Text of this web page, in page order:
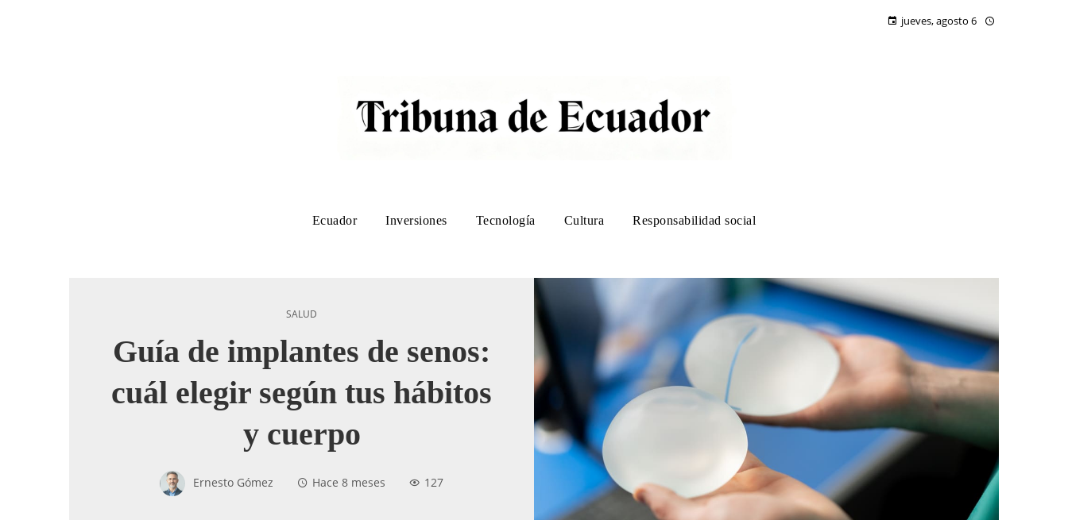
jueves, agosto 6
Ecuador Inversiones Tecnología Cultura Responsabilidad social
SALUD
Guía de implantes de senos:
cuál elegir según tus hábitos
y cuerpo
Ernesto Gómez Hace 8 meses 127